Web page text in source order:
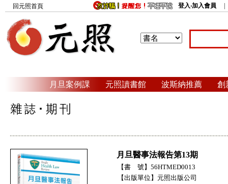
回元照首頁 登入‧加入會員
月旦案例課 元照讀書館 波斯納推薦 創
月旦醫事法報告第13期
【書 號】56HTMED0013
【出版單位】元照出版公司